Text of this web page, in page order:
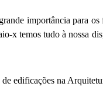
importância para
x temos tudo à nossa
edificações na